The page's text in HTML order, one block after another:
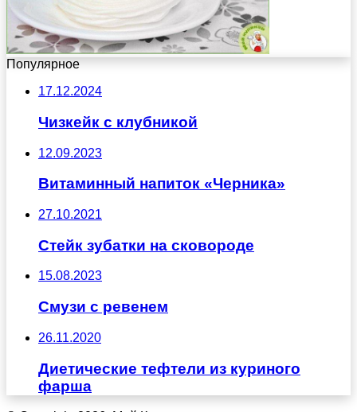
Популярное
17.12.2024
Чизкейк с клубникой
12.09.2023
Витаминный напиток «Черника»
27.10.2021
Стейк зубатки на сковороде
15.08.2023
Смузи с ревенем
26.11.2020
Диетические тефтели из куриного
фарша